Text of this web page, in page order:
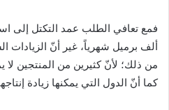
ألف برميل شهرياً، غير أنّ الزيادات
من ذلك؛ لأنّ كثيرين من المنتجين
كما أنّ الدول التي يمكنها زيادة